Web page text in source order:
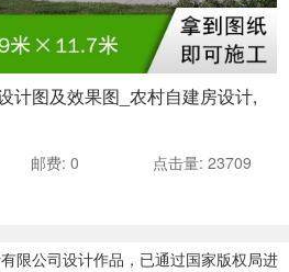
计图及效果图_农村自建房设计,
邮费: 0 点击量: 23709
限公司设计作品，已通过国家版权局进